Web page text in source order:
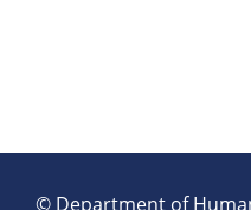
© Department of